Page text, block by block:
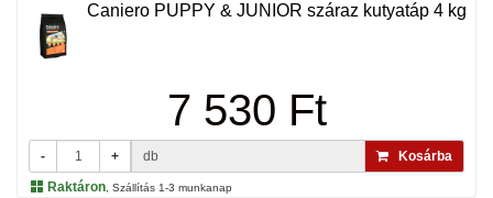
Caniero PUPPY & JUNIOR száraz kutyatáp 4 kg
7 530 Ft
- + db
Kosárba
Raktáron , Szállítás 1-3 munkanap